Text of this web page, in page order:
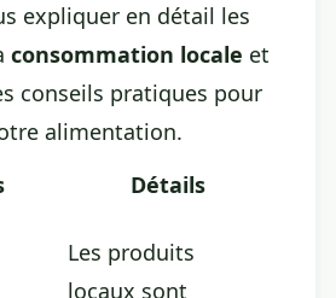
expliquer en détail les
consommation locale et
conseils pratiques pour
alimentation.
Détails
Les produits
locaux sont